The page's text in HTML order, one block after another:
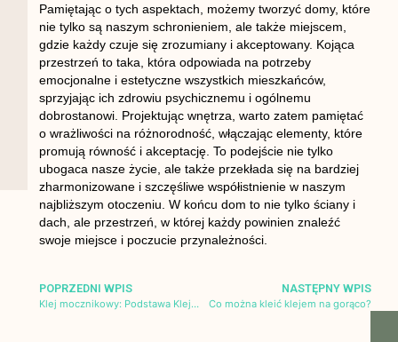
Pamiętając o tych aspektach, możemy tworzyć domy, które
nie tylko są naszym schronieniem, ale także miejscem,
gdzie każdy czuje się zrozumiany i akceptowany. Kojąca
przestrzeń to taka, która odpowiada na potrzeby
emocjonalne i estetyczne wszystkich mieszkańców,
sprzyjając ich zdrowiu psychicznemu i ogólnemu
dobrostanowi. Projektując wnętrza, warto zatem pamiętać
o wrażliwości na różnorodność, włączając elementy, które
promują równość i akceptację. To podejście nie tylko
ubogaca nasze życie, ale także przekłada się na bardziej
zharmonizowane i szczęśliwe współistnienie w naszym
najbliższym otoczeniu. W końcu dom to nie tylko ściany i
dach, ale przestrzeń, w której każdy powinien znaleźć
swoje miejsce i poczucie przynależności.
POPRZEDNI WPIS
Klej mocznikowy: Podstawa Klejenia Mebli
NASTĘPNY WPIS
Co można kleić klejem na gorąco?